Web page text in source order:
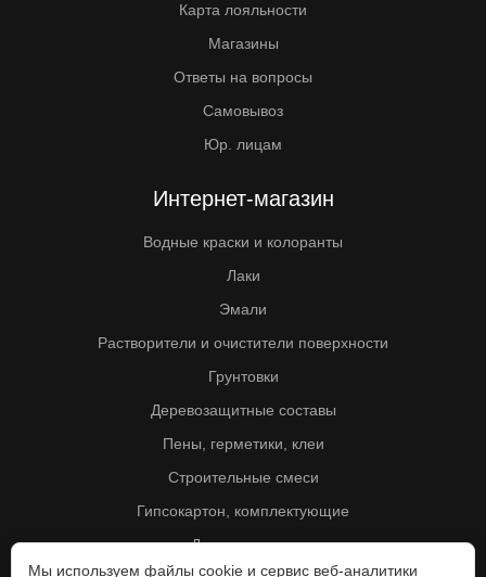
Карта лояльности
Магазины
Ответы на вопросы
Самовывоз
Юр. лицам
Интернет-магазин
Водные краски и колоранты
Лаки
Эмали
Растворители и очистители поверхности
Грунтовки
Деревозащитные составы
Пены, герметики, клеи
Строительные смеси
Гипсокартон, комплектующие
Другие товары
Мы используем файлы cookie и сервис веб-аналитики